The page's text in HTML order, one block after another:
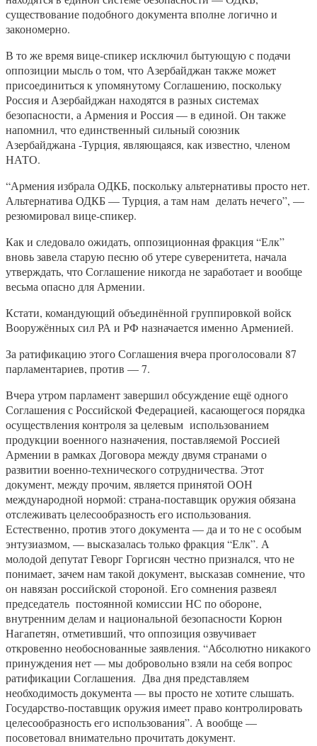
существование подобного документа вполне логично и
закономерно.
В то же время вице-спикер исключил бытующую с подачи
оппозиции мысль о том, что Азербайджан также может
присоединиться к упомянутому Соглашению, поскольку
Россия и Азербайджан находятся в разных системах
безопасности, а Армения и Россия — в единой. Он также
напомнил, что единственный сильный союзник
Азербайджана -Турция, являющаяся, как известно, членом
НАТО.
“Армения избрала ОДКБ, поскольку альтернативы просто нет.
Альтернатива ОДКБ — Турция, а там нам делать нечего”, —
резюмировал вице-спикер.
Как и следовало ожидать, оппозиционная фракция “Елк”
вновь завела старую песню об утере суверенитета, начала
утверждать, что Соглашение никогда не заработает и вообще
весьма опасно для Армении.
Кстати, командующий объединённой группировкой войск
Вооружённых сил РА и РФ назначается именно Арменией.
За ратификацию этого Соглашения вчера проголосовали 87
парламентариев, против — 7.
Вчера утром парламент завершил обсуждение ещё одного
Соглашения с Российской Федерацией, касающегося порядка
осуществления контроля за целевым использованием
продукции военного назначения, поставляемой Россией
Армении в рамках Договора между двумя странами о
развитии военно-технического сотрудничества. Этот
документ, между прочим, является принятой ООН
международной нормой: страна-поставщик оружия обязана
отслеживать целесообразность его использования.
Естественно, против этого документа — да и то не с особым
энтузиазмом, — высказалась только фракция “Елк”. А
молодой депутат Геворг Горгисян честно признался, что не
понимает, зачем нам такой документ, высказав сомнение, что
он навязан российской стороной. Его сомнения развеял
председатель постоянной комиссии НС по обороне,
внутренним делам и национальной безопасности Корюн
Нагапетян, отметивший, что оппозиция озвучивает
откровенно необоснованные заявления. “Абсолютно никакого
принуждения нет — мы добровольно взяли на себя вопрос
ратификации Соглашения. Два дня представляем
необходимость документа — вы просто не хотите слышать.
Государство-поставщик оружия имеет право контролировать
целесообразность его использования”. А вообще —
посоветовал внимательно прочитать документ.